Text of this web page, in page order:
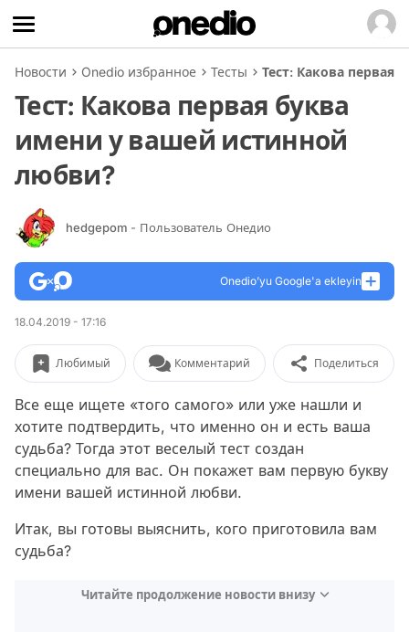
Новости Onedio избранное Тесты Тест: Какова
Тест: Какова первая буква
имени у вашей истинной
любви?
hedgepom - Пользователь Онедио
Onedio’yu Google'a ekleyin
18.04.2019 - 17:16
Любимый Комментарий Поделиться
Все еще ищете «того самого» или уже нашли и
хотите подтвердить, что именно он и есть ваша
судьба? Тогда этот веселый тест создан
специально для вас. Он покажет вам первую букву
имени вашей истинной любви.
Итак, вы готовы выяснить, кого приготовила вам
судьба?
Читайте продолжение новости внизу